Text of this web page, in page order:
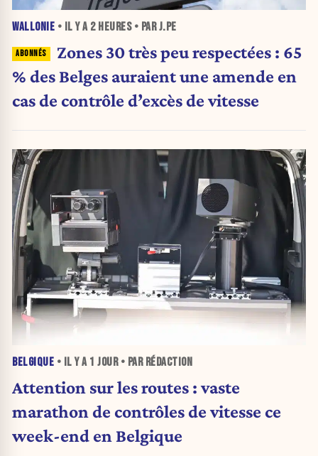
WALLONIE • IL Y A 2 HEURES• PAR J.PE
Zones 30 très peu respectées : 65
% des Belges auraient une amende en
cas de contrôle d’excès de vitesse
BELGIQUE • IL Y A 1 JOUR• PAR RÉDACTION
Attention sur les routes : vaste
marathon de contrôles de vitesse ce
week-end en Belgique